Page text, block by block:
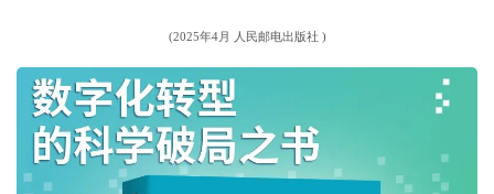
(2025年4月 人民邮电出版社 )